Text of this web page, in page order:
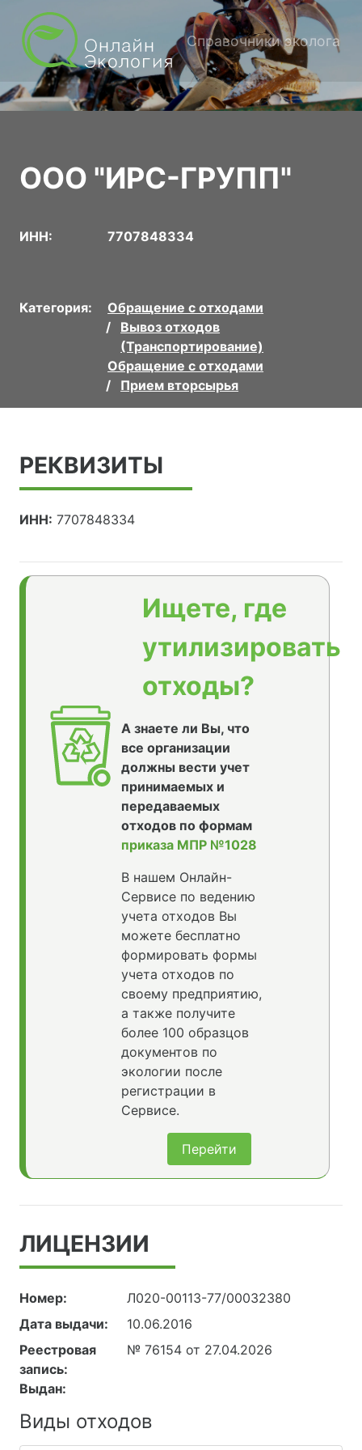
Справочники эколога
ООО "ИРС-ГРУПП"
ИНН: 7707848334
Категория:
Обращение с отходами
Вывоз отходов
(Транспортирование)
Обращение с отходами
Прием вторсырья
РЕКВИЗИТЫ
ИНН: 7707848334
Ищете, где
утилизировать
отходы?
А знаете ли Вы, что
все организации
должны вести учет
принимаемых и
передаваемых
отходов по формам
приказа МПР №1028
В нашем Онлайн-
Сервисе по ведению
учета отходов Вы
можете бесплатно
формировать формы
учета отходов по
своему предприятию,
а также получите
более 100 образцов
документов по
экологии после
регистрации в
Сервисе.
Перейти
ЛИЦЕНЗИИ
Номер:
Л020-00113-77/00032380
Дата выдачи:
10.06.2016
Реестровая
запись:
№ 76154 от 27.04.2026
Выдан:
Виды отходов